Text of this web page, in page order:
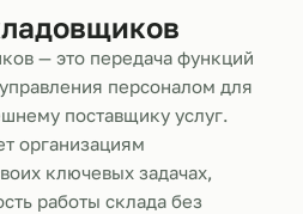
— это передача функций
персоналом для
поставщику услуг.
организациям
ключевых задачах,
работы склада без